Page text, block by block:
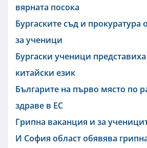
вярната посока
Бургаските съд и прокуратура
за ученици
Бургаски ученици
китайски език
Българите на първо място по
здраве в ЕС
Грипна ваканция и за
И София област обявява